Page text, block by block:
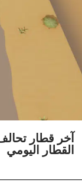
آخر قطار
القطار اليومي